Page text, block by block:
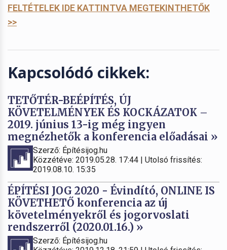
FELTÉTELEK IDE KATTINTVA MEGTEKINTHETŐK
>>
Kapcsolódó cikkek:
TETŐTÉR-BEÉPÍTÉS, ÚJ
KÖVETELMÉNYEK ÉS KOCKÁZATOK –
2019. június 13-ig még ingyen
megnézhetők a konferencia előadásai »
Szerző: Építésijog.hu
Közzétéve: 2019.05.28. 17:44 | Utolsó frissítés:
2019.08.10. 15:35
ÉPÍTÉSI JOG 2020 - Évindító, ONLINE IS
KÖVETHETŐ konferencia az új
követelményekről és jogorvoslati
rendszerről (2020.01.16.) »
Szerző: Építésijog.hu